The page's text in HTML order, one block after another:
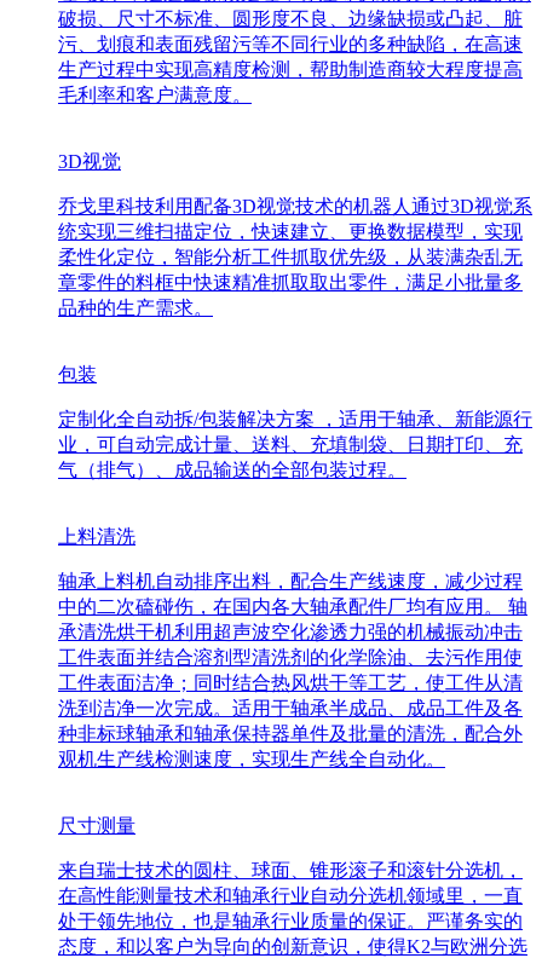
破损、尺寸不标准、圆形度不良、边缘缺损或凸起、脏
污、划痕和表面残留污等不同行业的多种缺陷，在高速
生产过程中实现高精度检测，帮助制造商较大程度提高
毛利率和客户满意度。
3D视觉
乔戈里科技利用配备3D视觉技术的机器人通过3D视觉系
统实现三维扫描定位，快速建立、更换数据模型，实现
柔性化定位，智能分析工件抓取优先级，从装满杂乱无
章零件的料框中快速精准抓取取出零件，满足小批量多
品种的生产需求。
包装
定制化全自动拆/包装解决方案 ，适用于轴承、新能源行
业，可自动完成计量、送料、充填制袋、日期打印、充
气（排气）、成品输送的全部包装过程。
上料清洗
轴承上料机自动排序出料，配合生产线速度，减少过程
中的二次磕碰伤，在国内各大轴承配件厂均有应用。 轴
承清洗烘干机利用超声波空化渗透力强的机械振动冲击
工件表面并结合溶剂型清洗剂的化学除油、去污作用使
工件表面洁净；同时结合热风烘干等工艺，使工件从清
洗到洁净一次完成。适用于轴承半成品、成品工件及各
种非标球轴承和轴承保持器单件及批量的清洗，配合外
观机生产线检测速度，实现生产线全自动化。
尺寸测量
来自瑞士技术的圆柱、球面、锥形滚子和滚针分选机，
在高性能测量技术和轴承行业自动分选机领域里，一直
处于领先地位，也是轴承行业质量的保证。严谨务实的
态度，和以客户为导向的创新意识，使得K2与欧洲分选